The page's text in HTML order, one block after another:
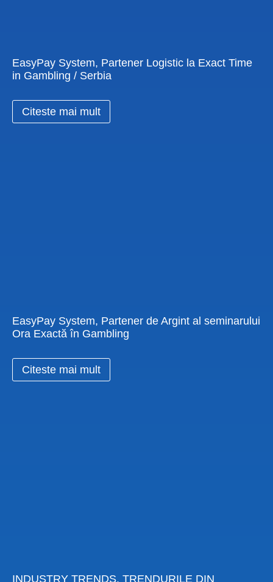
EasyPay System, Partener Logistic la Exact Time
in Gambling / Serbia
Citeste mai mult
EasyPay System, Partener de Argint al seminarului
Ora Exactă în Gambling
Citeste mai mult
INDUSTRY TRENDS. TRENDURILE DIN